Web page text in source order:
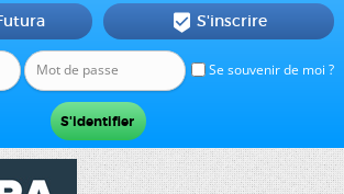
Se souvenir de moi ?
 S'inscrire